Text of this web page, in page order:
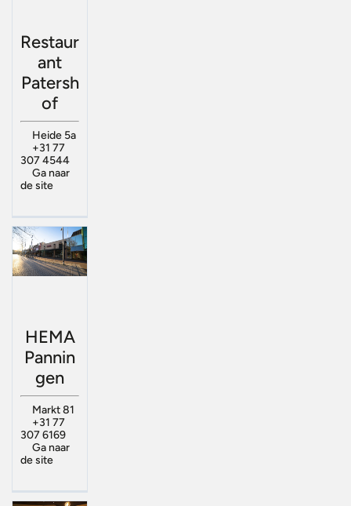
Restaur
ant
Patersh
of
Heide 5a
+31 77
307 4544
Ga naar
de site
HEMA
Pannin
gen
Markt 81
+31 77
307 6169
Ga naar
de site